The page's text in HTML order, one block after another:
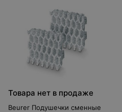
Товара нет в продаже
Beurer Подушечки сменные